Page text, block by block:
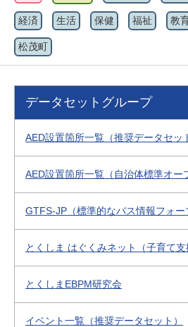
経済 生活 保健 福祉 教
松茂町
データセットグループ
AED設置箇所一覧（推奨データセッ
AED設置箇所一覧（自治体標準オー
GTFS-JP（標準的なバス情報フォー
とくしま はぐくみネット（子育て支
とくしまEBPM研究会
イベント一覧（推奨データセット）